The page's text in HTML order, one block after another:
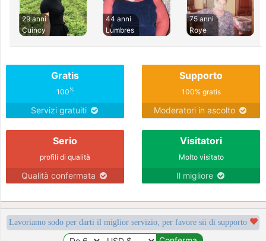
29 anni
Cuincy
44 anni
Lumbres
75 anni
Roye
Gratis
100%
Servizi gratuiti
Supporto
100% gratis
Moderatori in ascolto
Serio
profili di qualità
Qualità confermata
Visitatori
Molto visitato
Il migliore
Lavoriamo sodo per darti il miglior servizio, per favore sii di supporto